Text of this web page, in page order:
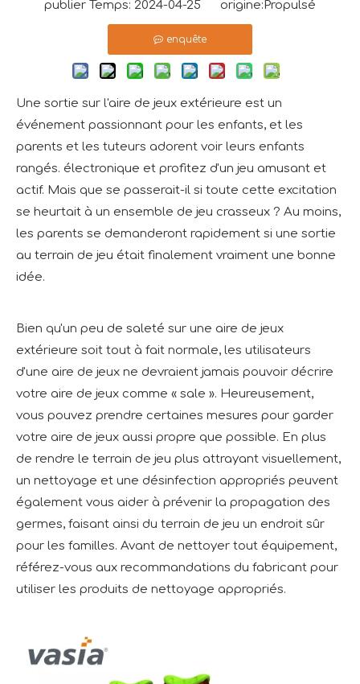
publier Temps: 2024-04-25 origine:Propulsé
enquête
Une sortie sur l'aire de jeux extérieure est un
événement passionnant pour les enfants, et les
parents et les tuteurs adorent voir leurs enfants
rangés. électronique et profitez d'un jeu amusant et
actif. Mais que se passerait-il si toute cette excitation
se heurtait à un ensemble de jeu crasseux ? Au moins,
les parents se demanderont rapidement si une sortie
au terrain de jeu était finalement vraiment une bonne
idée.
Bien qu'un peu de saleté sur une aire de jeux
extérieure soit tout à fait normale, les utilisateurs
d'une aire de jeux ne devraient jamais pouvoir décrire
votre aire de jeux comme « sale ». Heureusement,
vous pouvez prendre certaines mesures pour garder
votre aire de jeux aussi propre que possible. En plus
de rendre le terrain de jeu plus attrayant visuellement,
un nettoyage et une désinfection appropriés peuvent
également vous aider à prévenir la propagation des
germes, faisant ainsi du terrain de jeu un endroit sûr
pour les familles. Avant de nettoyer tout équipement,
référez-vous aux recommandations du fabricant pour
utiliser les produits de nettoyage appropriés.